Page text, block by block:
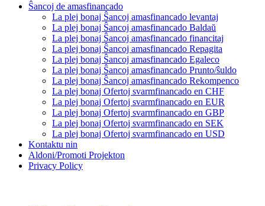
Ŝancoj de amasfinancado
La plej bonaj Ŝancoj amasfinancado levantaj
La plej bonaj Ŝancoj amasfinancado Baldaŭ
La plej bonaj Ŝancoj amasfinancado financitaj
La plej bonaj Ŝancoj amasfinancado Repagita
La plej bonaj Ŝancoj amasfinancado Egaleco
La plej bonaj Ŝancoj amasfinancado Prunto/ŝuldo
La plej bonaj Ŝancoj amasfinancado Rekompenco
La plej bonaj Ofertoj svarmfinancado en CHF
La plej bonaj Ofertoj svarmfinancado en EUR
La plej bonaj Ofertoj svarmfinancado en GBP
La plej bonaj Ofertoj svarmfinancado en SEK
La plej bonaj Ofertoj svarmfinancado en USD
Kontaktu nin
Aldoni/Promoti Projekton
Privacy Policy